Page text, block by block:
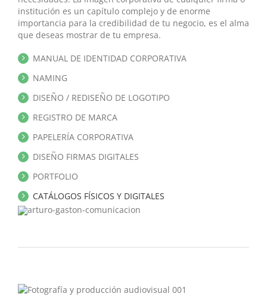
institución es un capítulo complejo y de enorme
importancia para la credibilidad de tu negocio, es el alma
que deseas mostrar de tu empresa.
MANUAL DE IDENTIDAD CORPORATIVA
NAMING
DISEÑO / REDISEÑO DE LOGOTIPO
REGISTRO DE MARCA
PAPELERÍA CORPORATIVA
DISEÑO FIRMAS DIGITALES
PORTFOLIO
CATÁLOGOS FÍSICOS Y DIGITALES